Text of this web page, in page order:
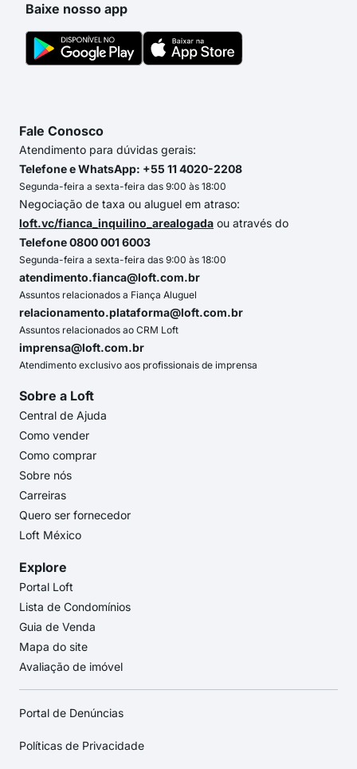
Baixe nosso app
Fale Conosco
Atendimento para dúvidas gerais:
Telefone e WhatsApp: +55 11 4020-2208
Segunda-feira a sexta-feira das 9:00 às 18:00
Negociação de taxa ou aluguel em atraso:
loft.vc/fianca_inquilino_arealogada ou através do
Telefone 0800 001 6003
Segunda-feira a sexta-feira das 9:00 às 18:00
atendimento.fianca@loft.com.br
Assuntos relacionados a Fiança Aluguel
relacionamento.plataforma@loft.com.br
Assuntos relacionados ao CRM Loft
imprensa@loft.com.br
Atendimento exclusivo aos profissionais de imprensa
Sobre a Loft
Central de Ajuda
Como vender
Como comprar
Sobre nós
Carreiras
Quero ser fornecedor
Loft México
Explore
Portal Loft
Lista de Condomínios
Guia de Venda
Mapa do site
Avaliação de imóvel
Portal de Denúncias
Políticas de Privacidade